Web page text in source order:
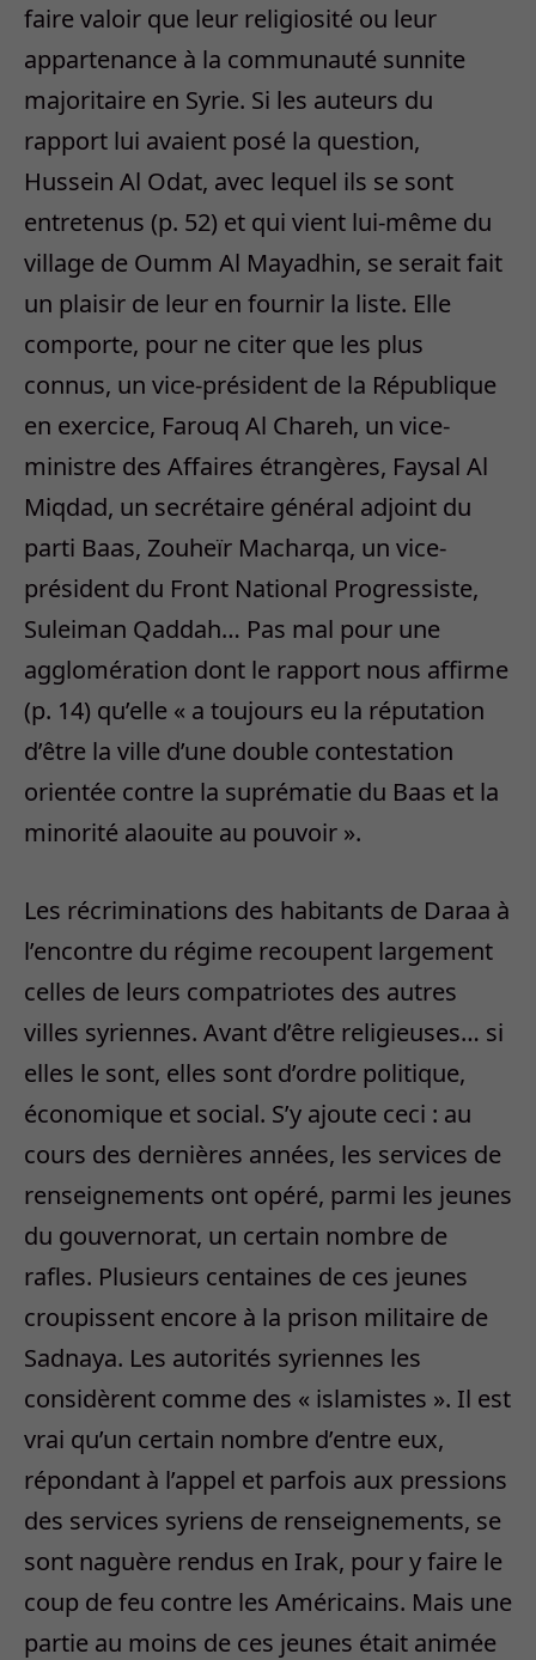
faire valoir que leur religiosité ou leur
appartenance à la communauté sunnite
majoritaire en Syrie. Si les auteurs du
rapport lui avaient posé la question,
Hussein Al Odat, avec lequel ils se sont
entretenus (p. 52) et qui vient lui-même du
village de Oumm Al Mayadhin, se serait fait
un plaisir de leur en fournir la liste. Elle
comporte, pour ne citer que les plus
connus, un vice-président de la République
en exercice, Farouq Al Chareh, un vice-
ministre des Affaires étrangères, Faysal Al
Miqdad, un secrétaire général adjoint du
parti Baas, Zouheïr Macharqa, un vice-
président du Front National Progressiste,
Suleiman Qaddah… Pas mal pour une
agglomération dont le rapport nous affirme
(p. 14) qu’elle « a toujours eu la réputation
d’être la ville d’une double contestation
orientée contre la suprématie du Baas et la
minorité alaouite au pouvoir ».
Les récriminations des habitants de Daraa à
l’encontre du régime recoupent largement
celles de leurs compatriotes des autres
villes syriennes. Avant d’être religieuses… si
elles le sont, elles sont d’ordre politique,
économique et social. S’y ajoute ceci : au
cours des dernières années, les services de
renseignements ont opéré, parmi les jeunes
du gouvernorat, un certain nombre de
rafles. Plusieurs centaines de ces jeunes
croupissent encore à la prison militaire de
Sadnaya. Les autorités syriennes les
considèrent comme des « islamistes ». Il est
vrai qu’un certain nombre d’entre eux,
répondant à l’appel et parfois aux pressions
des services syriens de renseignements, se
sont naguère rendus en Irak, pour y faire le
coup de feu contre les Américains. Mais une
partie au moins de ces jeunes était animée